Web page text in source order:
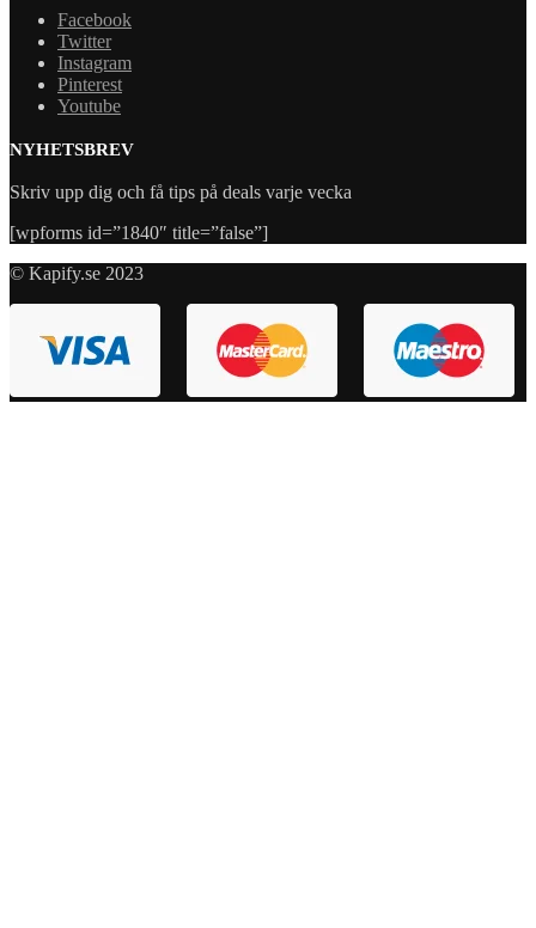
Facebook
Twitter
Instagram
Pinterest
Youtube
NYHETSBREV
Skriv upp dig och få tips på deals varje vecka
[wpforms id=”1840″ title=”false”]
© Kapify.se 2023